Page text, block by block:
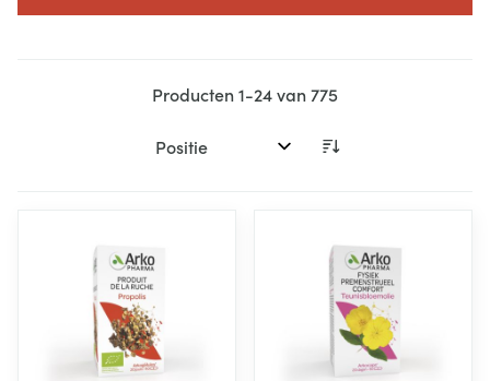
Producten1-24van775
Sorteer op: